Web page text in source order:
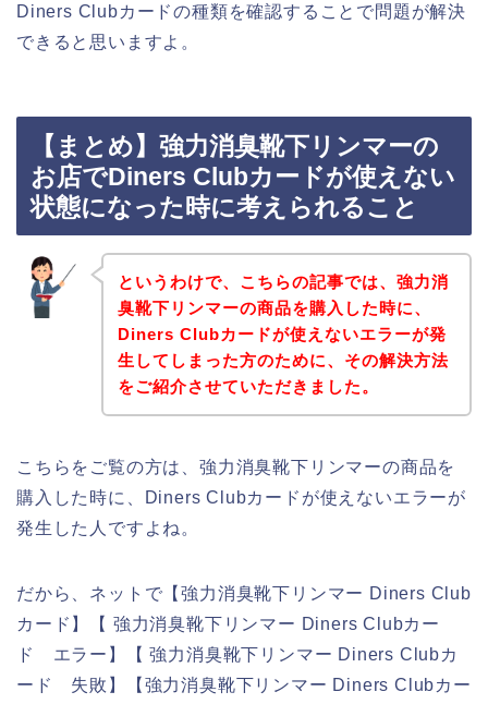
Diners Clubカードの種類を確認することで問題が解決
できると思いますよ。
【まとめ】強力消臭靴下リンマーの
お店でDiners Clubカードが使えない
状態になった時に考えられること
というわけで、こちらの記事では、強力消
臭靴下リンマーの商品を購入した時に、
Diners Clubカードが使えないエラーが発
生してしまった方のために、その解決方法
をご紹介させていただきました。
こちらをご覧の方は、強力消臭靴下リンマーの商品を
購入した時に、Diners Clubカードが使えないエラーが
発生した人ですよね。
だから、ネットで【強力消臭靴下リンマー Diners Club
カード】【 強力消臭靴下リンマー Diners Clubカー
ド エラー】【 強力消臭靴下リンマー Diners Clubカ
ード 失敗】【強力消臭靴下リンマー Diners Clubカー